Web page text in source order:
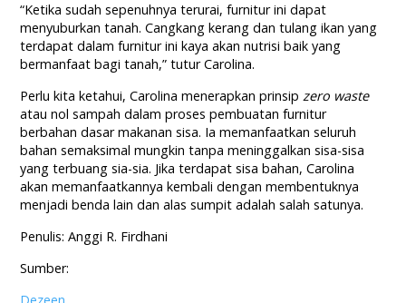
“Ketika sudah sepenuhnya terurai, furnitur ini dapat
menyuburkan tanah. Cangkang kerang dan tulang ikan yang
terdapat dalam furnitur ini kaya akan nutrisi baik yang
bermanfaat bagi tanah,” tutur Carolina.
Perlu kita ketahui, Carolina menerapkan prinsipzero waste
atau nol sampah dalam proses pembuatan furnitur
berbahan dasar makanan sisa. Ia memanfaatkan seluruh
bahan semaksimal mungkin tanpa meninggalkan sisa-sisa
yang terbuang sia-sia. Jika terdapat sisa bahan, Carolina
akan memanfaatkannya kembali dengan membentuknya
menjadi benda lain dan alas sumpit adalah salah satunya.
Penulis: Anggi R. Firdhani
Sumber: